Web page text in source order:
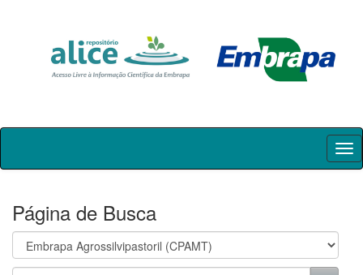
Skip
Página de Busca